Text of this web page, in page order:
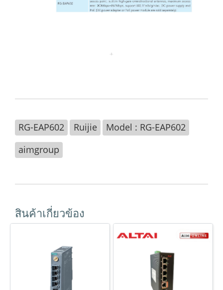
RG-EAP602 Ruijie
Model : RG-EAP602
aimgroup
สินค้าเกี่ยวข้อง